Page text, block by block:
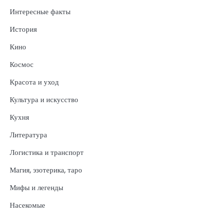
Интересные факты
История
Кино
Космос
Красота и уход
Культура и искусство
Кухня
Литература
Логистика и транспорт
Магия, эзотерика, таро
Мифы и легенды
Насекомые